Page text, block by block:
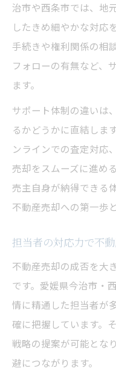
治市や西条市では、地
したきめ細やかな対応
手続きや権利関係の相
フォローの有無など、
ます。
サポート体制の違いは
るかどうかに直結しま
ンラインでの査定対応
売却をスムーズに進め
売主自身が納得できる
不動産売却への第一歩
担当者の対応力で不
不動産売却の成否を大
です。愛媛県今治市・
情に精通した担当者が
確に把握しています。
戦略の提案が可能とな
避につながります。